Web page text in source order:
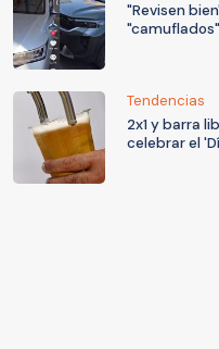
"Revisen
Tendencias
2x1 y barra
celebrar el